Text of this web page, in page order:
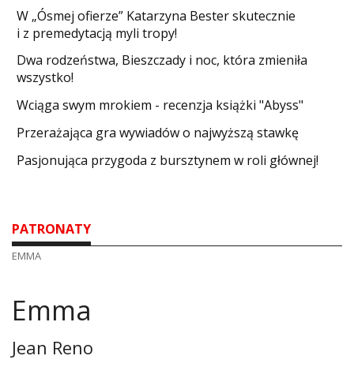
W „Ósmej ofierze” Katarzyna Bester skutecznie
i z premedytacją myli tropy!
Dwa rodzeństwa, Bieszczady i noc, która zmieniła
wszystko!
Wciąga swym mrokiem - recenzja książki "Abyss"
​Przerażająca gra wywiadów o najwyższą stawkę
Pasjonująca przygoda z bursztynem w roli głównej!
PATRONATY
EMMA
Emma
Jean Reno